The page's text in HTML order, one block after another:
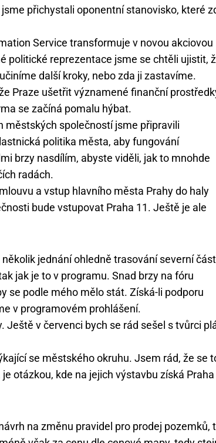
přichystali oponentní stanovisko, které
Service transformuje v novou akciovou
politické reprezentace jsme se chtěli ujistit,
další kroky, nebo zda ji zastavíme.
Praze ušetřit významené finanční
se začíná pomalu hýbat.
městských společností jsme připravili
politika města, aby fungování
brzy nasdílím, abyste viděli, jak to mnohde
radách.
a vstup hlavního města Prahy do haly
bude vstupovat Praha 11. Ještě je ale
jednání ohledně trasování severní
jak je to v programu. Snad brzy na fóru
se podle mého mělo stát. Získá-li podporu
v programovém prohlášení.
v červenci bych se rád sešel s tvůrci
se městského okruhu. Jsem rád, že se
otázkou, kde na jejich výstavbu získá Praha
na změnu pravidel pro prodej pozemků,